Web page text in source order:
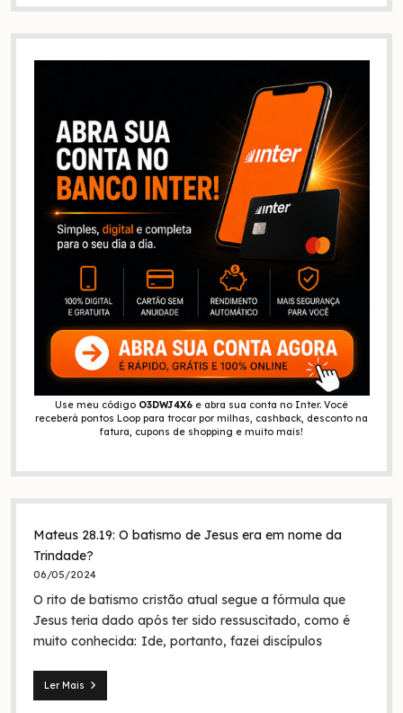
Use meu código O3DWJ4X6 e abra sua conta no Inter. Você
receberá pontos Loop para trocar por milhas, cashback, desconto na
fatura, cupons de shopping e muito mais!
Mateus 28.19: O batismo de Jesus era em nome da
Trindade?
06/05/2024
O rito de batismo cristão atual segue a fórmula que
Jesus teria dado após ter sido ressuscitado, como é
muito conhecida: Ide, portanto, fazei discípulos
Ler Mais
Mateus